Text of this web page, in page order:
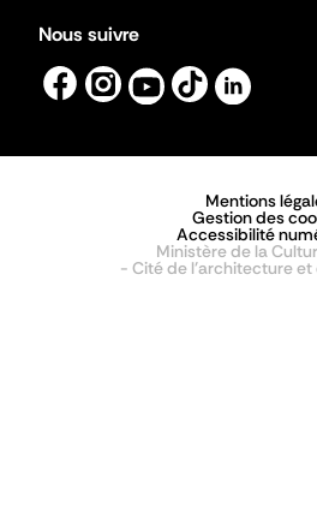
Nous suivre
Mentions
Gestion des
Accessibilité
Ministère de la
- Cité de l'architecture